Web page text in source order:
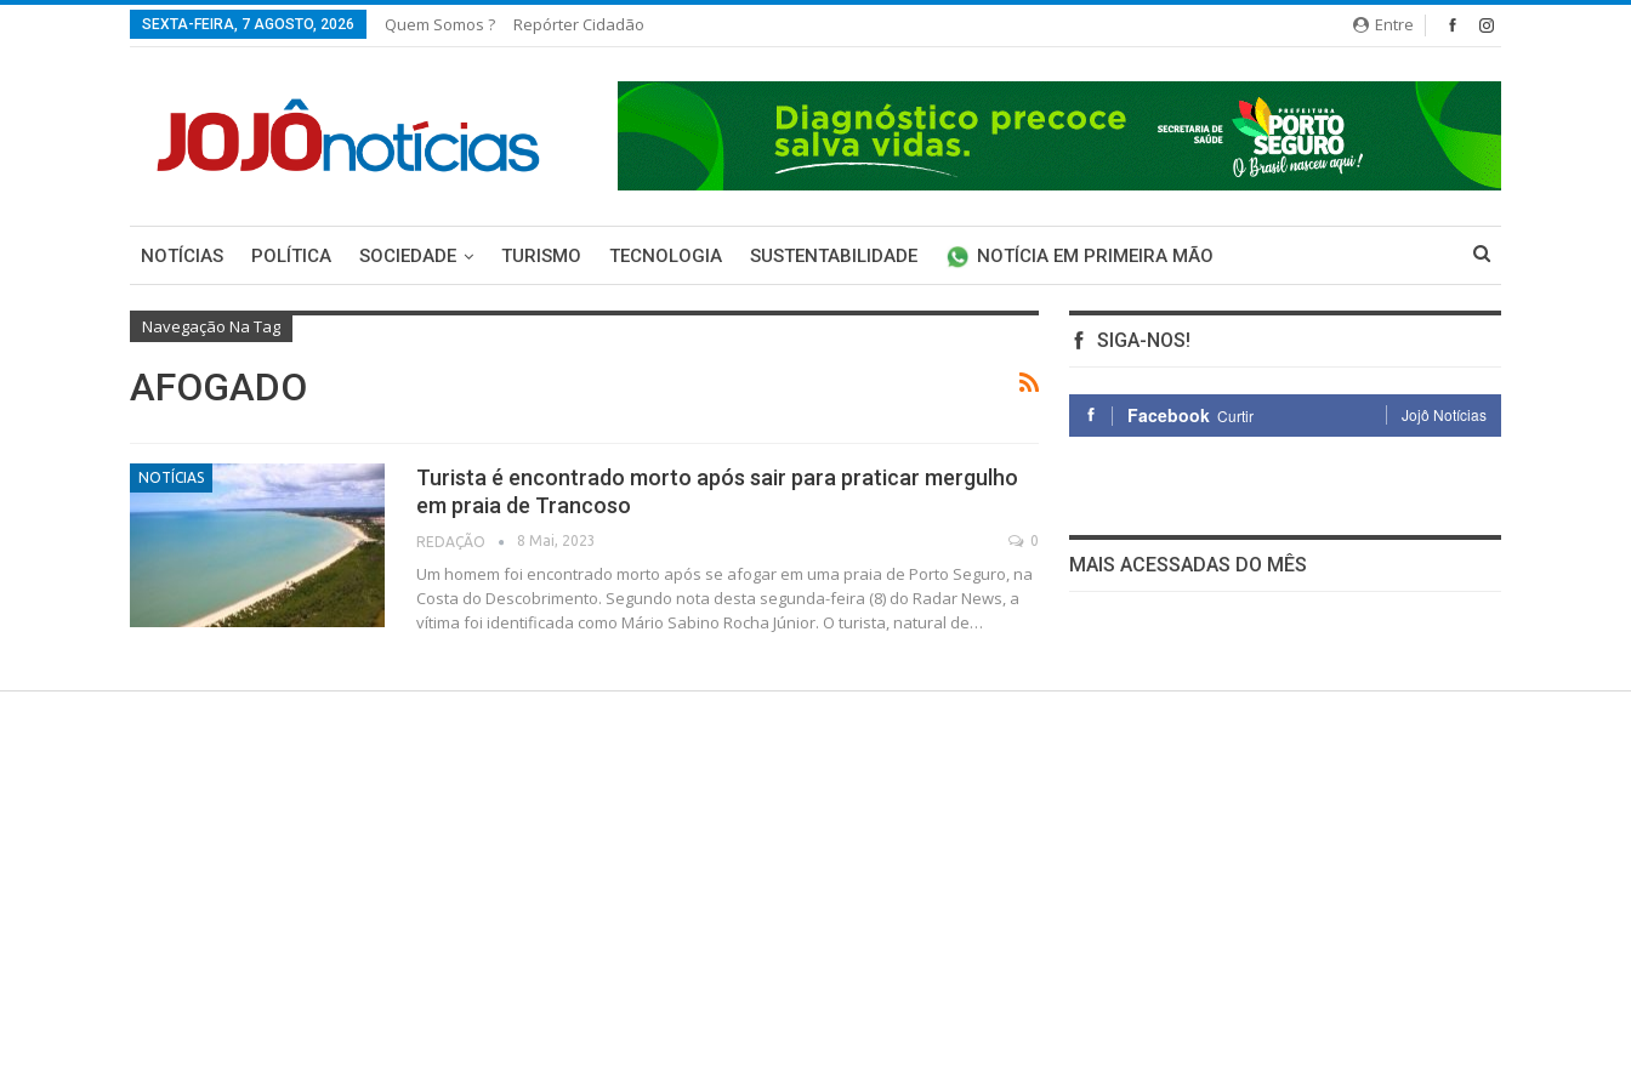
Entre
SEXTA-FEIRA, 7 AGOSTO, 2026 Quem Somos ? Repórter Cidadão
NOTÍCIAS POLÍTICA SOCIEDADE TURISMO TECNOLOGIA SUSTENTABILIDADE NOTÍCIA EM PRIMEIRA MÃO
Navegação Na Tag
AFOGADO
NOTÍCIAS
Turista é encontrado morto após sair para praticar mergulho
em praia de Trancoso
REDAÇÃO 8 Mai, 2023 0
Um homem foi encontrado morto após se afogar em uma praia de Porto Seguro, na
Costa do Descobrimento. Segundo nota desta segunda-feira (8) do Radar News, a
vítima foi identificada como Mário Sabino Rocha Júnior. O turista, natural de…
SIGA-NOS!
Facebook Curtir Jojô Notícias
MAIS ACESSADAS DO MÊS